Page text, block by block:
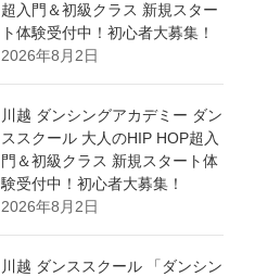
超入門＆初級クラス 新規スター
ト体験受付中！初心者大募集！
2026年8月2日
川越 ダンシングアカデミー ダン
ススクール 大人のHIP HOP超入
門＆初級クラス 新規スタート体
験受付中！初心者大募集！
2026年8月2日
川越 ダンススクール 「ダンシン